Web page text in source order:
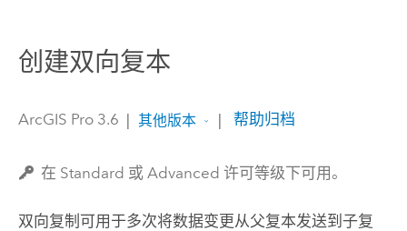
创建双向复本
ArcGIS Pro 3.6 | 其他版本 | 帮助归档
在 Standard 或 Advanced 许可等级下可用。
双向复制可用于多次将数据变更从父复本发送到子复